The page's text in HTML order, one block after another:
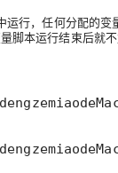
运行，任何分配的变
脚本运行结束后就不